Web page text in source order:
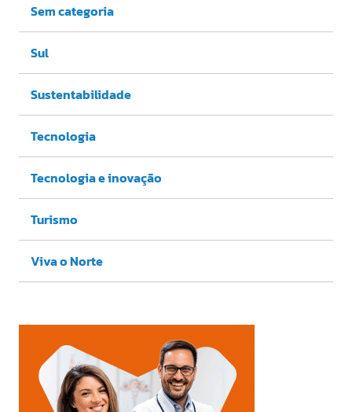
Sem categoria
Sul
Sustentabilidade
Tecnologia
Tecnologia e inovação
Turismo
Viva o Norte